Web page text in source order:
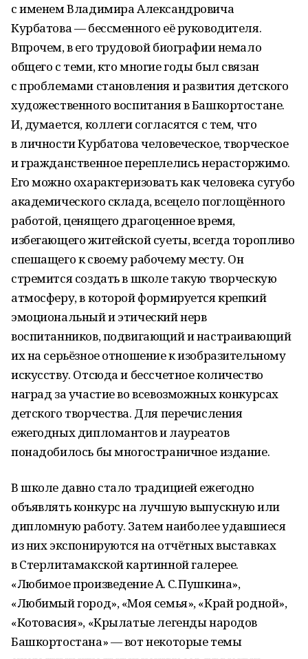
с именем Владимира Александровича
Курбатова — бессменного её руководителя.
Впрочем, в его трудовой биографии немало
общего с теми, кто многие годы был связан
с проблемами становления и развития детского
художественного воспитания в Башкортостане.
И, думается, коллеги согласятся с тем, что
в личности Курбатова человеческое, творческое
и гражданственное переплелись нерасторжимо.
Его можно охарактеризовать как человека сугубо
академического склада, всецело поглощённого
работой, ценящего драгоценное время,
избегающего житейской суеты, всегда торопливо
спешащего к своему рабочему месту. Он
стремится создать в школе такую творческую
атмосферу, в которой формируется крепкий
эмоциональный и этический нерв
воспитанников, подвигающий и настраивающий
их на серьёзное отношение к изобразительному
искусству. Отсюда и бессчетное количество
наград за участие во всевозможных конкурсах
детского творчества. Для перечисления
ежегодных дипломантов и лауреатов
понадобилось бы многостраничное издание.
В школе давно стало традицией ежегодно
объявлять конкурс на лучшую выпускную или
дипломную работу. Затем наиболее удавшиеся
из них экспонируются на отчётных выставках
в Стерлитамакской картинной галерее.
«Любимое произведение А. С. Пушкина»,
«Любимый город», «Моя семья», «Край родной»,
«Котовасия», «Крылатые легенды народов
Башкортостана» — вот некоторые темы